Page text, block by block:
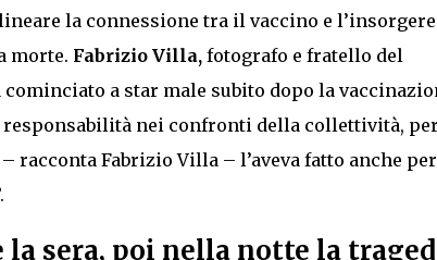
la connessione tra il vaccino e
morte. Fabrizio Villa,fotografo e fratello del
a star male subito dopo la
nei confronti della collettività,
racconta Fabrizio Villa – l’aveva fatto anche
sera, poi nella notte la